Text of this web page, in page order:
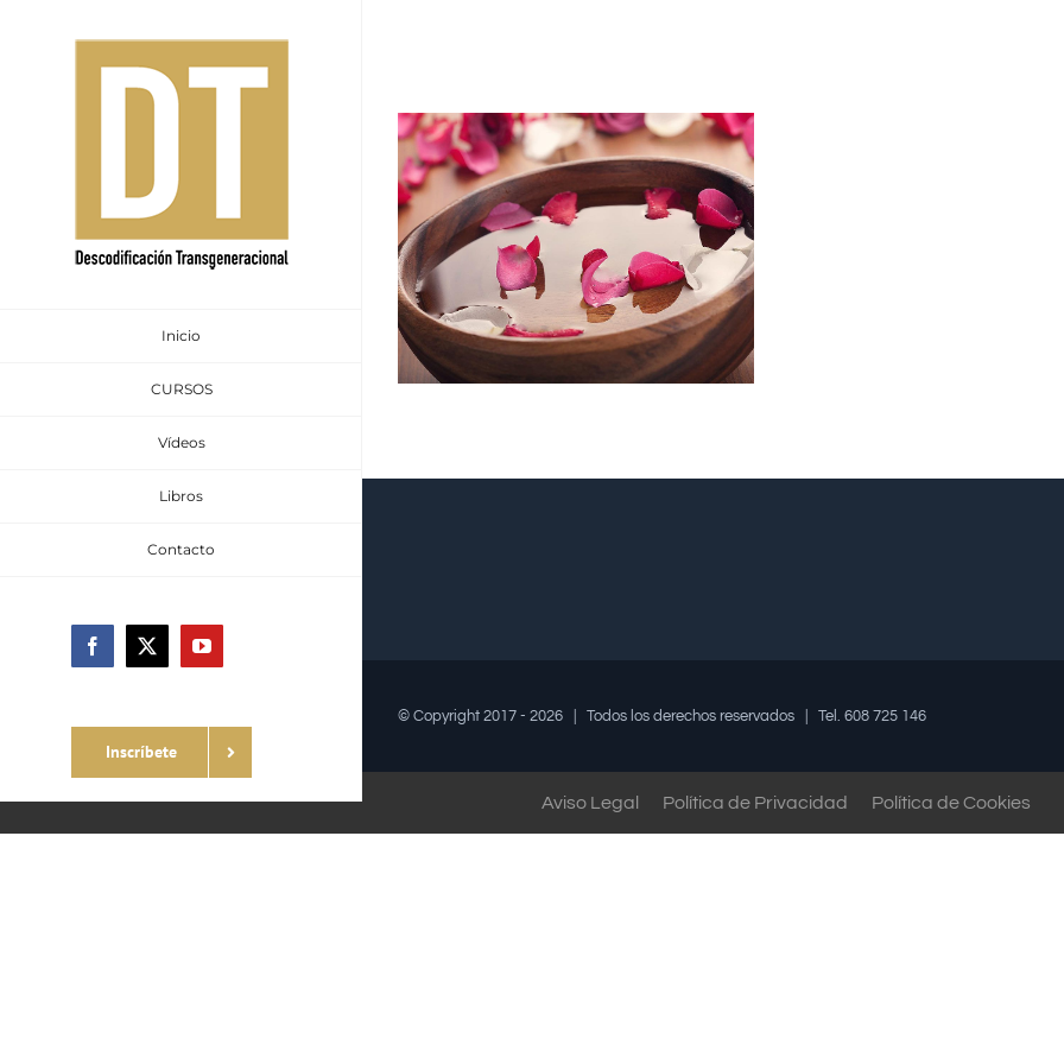
Inicio
CURSOS
Vídeos
Libros
Contacto
Facebook
X YouTube
Inscríbete
© Copyright 2017 - 2026 | Todos los derechos reservados | Tel. 608 725 146
Aviso Legal Política de Privacidad Política de Cookies